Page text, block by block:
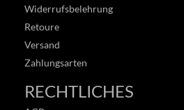
Widerrufsbelehrung
Retoure
Versand
Zahlungsarten
RECHTLICHES